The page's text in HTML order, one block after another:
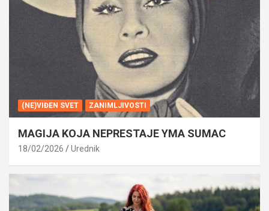
(NE)VIĐEN SVET ZANIMLJIVOSTI
MAGIJA KOJA NEPRESTAJE YMA SUMAC
18/02/2026 Urednik